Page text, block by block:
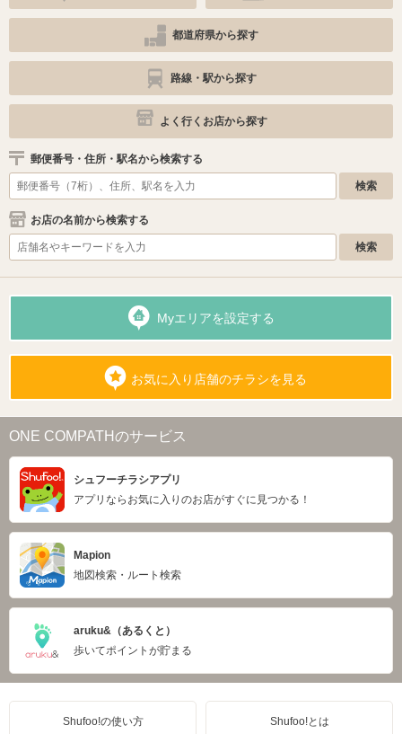
都道府県から探す
路線・駅から探す
よく行くお店から探す
郵便番号・住所・駅名から検索する
お店の名前から検索する
Myエリアを設定する
お気に入り店舗のチラシを見る
ONE COMPATHのサービス
シュフーチラシアプリ
アプリならお気に入りのお店がすぐに見つかる！
Mapion
地図検索・ルート検索
aruku&（あるくと）
歩いてポイントが貯まる
Shufoo!の使い方 Shufoo!とは